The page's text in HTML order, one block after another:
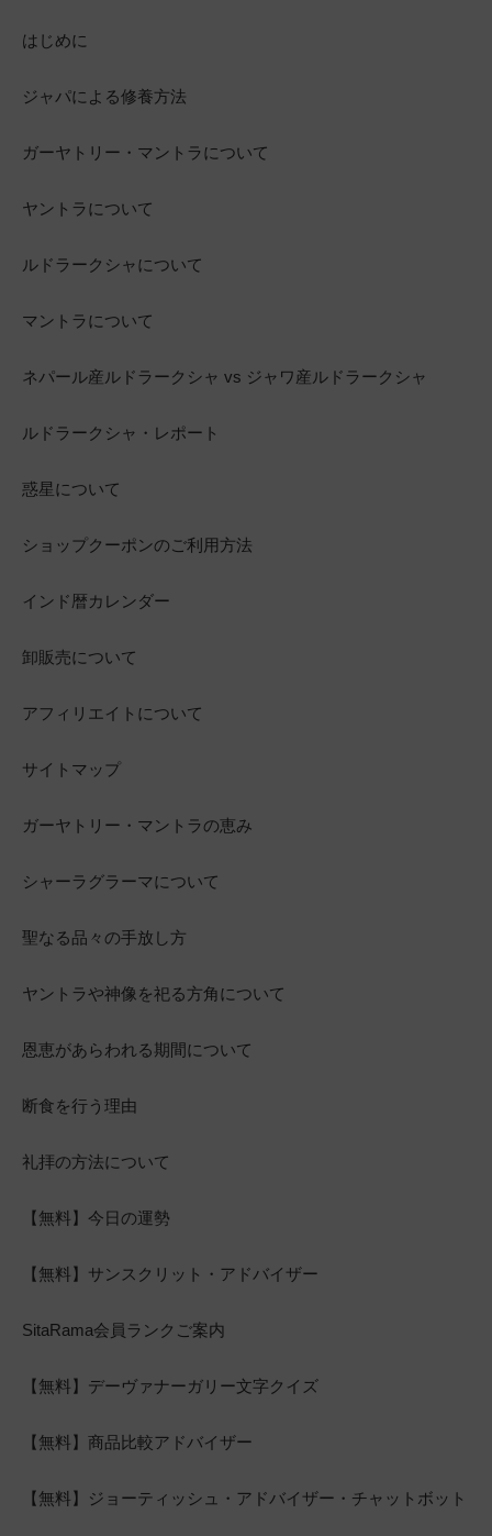
はじめに
ジャパによる修養方法
ガーヤトリー・マントラについて
ヤントラについて
ルドラークシャについて
マントラについて
ネパール産ルドラークシャ vs ジャワ産ルドラークシャ
ルドラークシャ・レポート
惑星について
ショップクーポンのご利用方法
インド暦カレンダー
卸販売について
アフィリエイトについて
サイトマップ
ガーヤトリー・マントラの恵み
シャーラグラーマについて
聖なる品々の手放し方
ヤントラや神像を祀る方角について
恩恵があらわれる期間について
断食を行う理由
礼拝の方法について
【無料】今日の運勢
【無料】サンスクリット・アドバイザー
SitaRama会員ランクご案内
【無料】デーヴァナーガリー文字クイズ
【無料】商品比較アドバイザー
【無料】ジョーティッシュ・アドバイザー・チャットボット